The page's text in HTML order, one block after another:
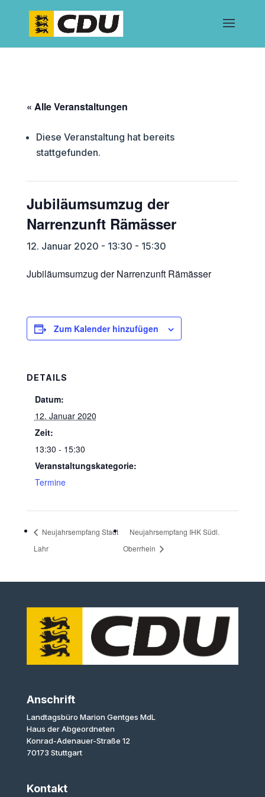
« Alle Veranstaltungen
Diese Veranstaltung hat bereits
stattgefunden.
Jubiläumsumzug der
Narrenzunft Rämässer
12. Januar 2020 - 13:30 - 15:30
Jubiläumsumzug der Narrenzunft Rämässer
Zum Kalender hinzufügen
DETAILS
Datum:
12. Januar 2020
Zeit:
13:30 - 15:30
Veranstaltungskategorie:
Termine
Neujahrsempfang Stadt
Lahr
Neujahrsempfang IHK Südl.
Oberrhein
Anschrift
Landtagsbüro Marion Gentges MdL
Haus der Abgeordneten
Konrad-Adenauer-Straße 12
70173 Stuttgart
Kontakt